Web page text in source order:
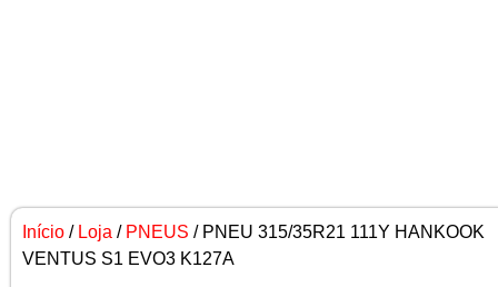
Início / Loja / PNEUS / PNEU 315/35R21 111Y HANKOOK
VENTUS S1 EVO3 K127A